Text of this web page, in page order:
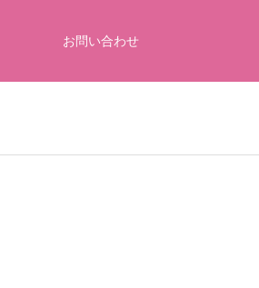
お問い合わせ